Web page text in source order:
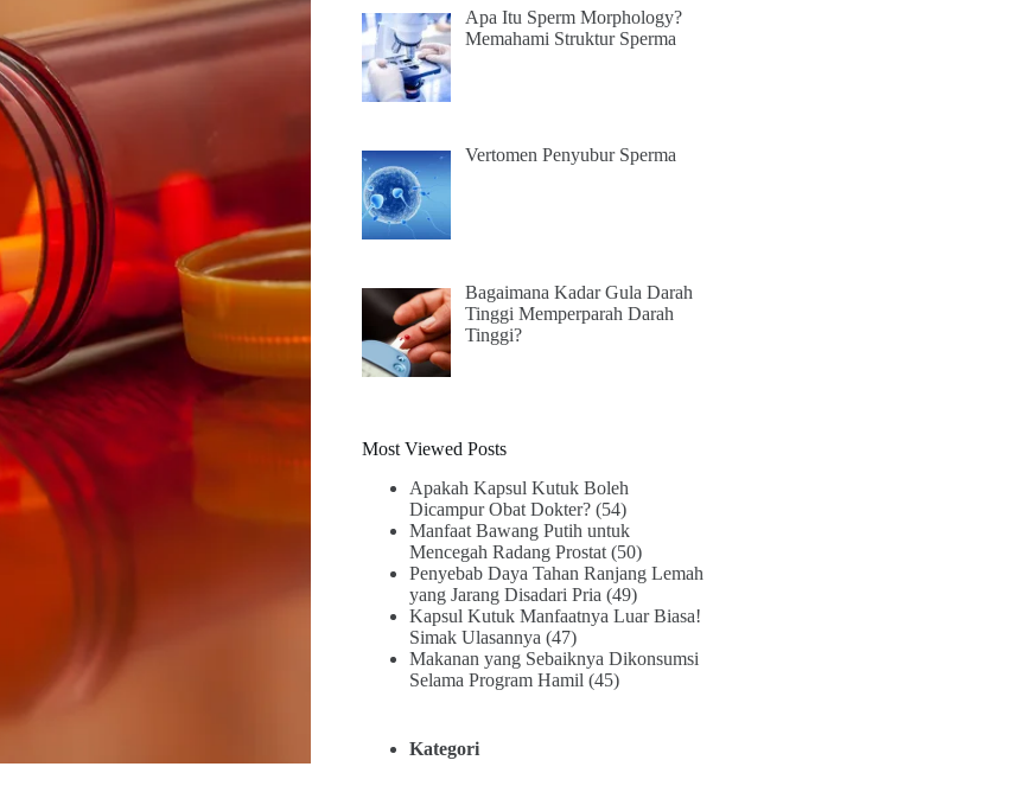
Apa Itu Sperm Morphology?
Memahami Struktur Sperma
Vertomen Penyubur Sperma
Bagaimana Kadar Gula Darah
Tinggi Memperparah Darah
Tinggi?
Most Viewed Posts
Apakah Kapsul Kutuk Boleh
Dicampur Obat Dokter? (54)
Manfaat Bawang Putih untuk
Mencegah Radang Prostat (50)
Penyebab Daya Tahan Ranjang Lemah
yang Jarang Disadari Pria (49)
Kapsul Kutuk Manfaatnya Luar Biasa!
Simak Ulasannya (47)
Makanan yang Sebaiknya Dikonsumsi
Selama Program Hamil (45)
Kategori